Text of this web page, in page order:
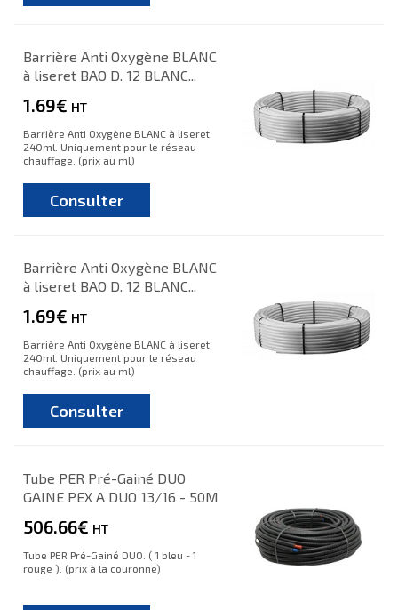
Barrière Anti Oxygène BLANC
à liseret BAO D. 12 BLANC...
1.69€ HT
Barrière Anti Oxygène BLANC à liseret.
240ml. Uniquement pour le réseau
chauffage. (prix au ml)
Consulter
Barrière Anti Oxygène BLANC
à liseret BAO D. 12 BLANC...
1.69€ HT
Barrière Anti Oxygène BLANC à liseret.
240ml. Uniquement pour le réseau
chauffage. (prix au ml)
Consulter
Tube PER Pré-Gainé DUO
GAINE PEX A DUO 13/16 - 50M
506.66€ HT
Tube PER Pré-Gainé DUO. ( 1 bleu - 1
rouge ). (prix à la couronne)